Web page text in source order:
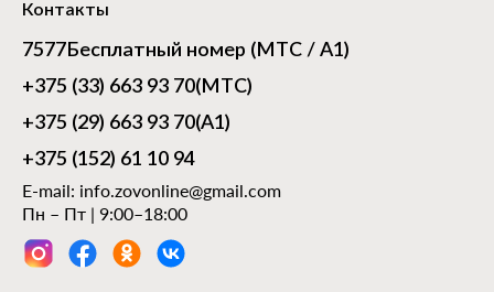
Контакты
7577 Бесплатный номер (МТС / А1)
+375 (33) 663 93 70(МТС)
+375 (29) 663 93 70(А1)
+375 (152) 61 10 94
E-mail: info.zovonline@gmail.com
Пн – Пт | 9:00–18:00